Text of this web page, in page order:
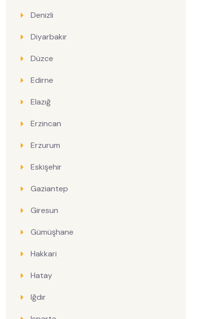
Denizli
Diyarbakır
Düzce
Edirne
Elazığ
Erzincan
Erzurum
Eskişehir
Gaziantep
Giresun
Gümüşhane
Hakkari
Hatay
Iğdır